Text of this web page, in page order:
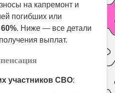
на капремонт и
погибших или
60%. Ниже — все детали
выплат.
участников СВО: